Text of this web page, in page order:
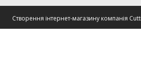
Cтворення інтернет-магазину компанія